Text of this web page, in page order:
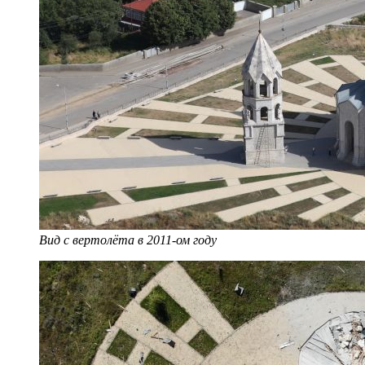
Вид с вертолёта в 2011-ом году